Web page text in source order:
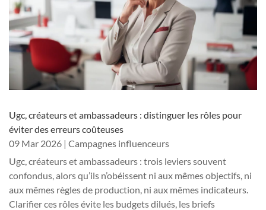
Ugc, créateurs et ambassadeurs : distinguer les rôles pour
éviter des erreurs coûteuses
09 Mar 2026 | Campagnes influenceurs
Ugc, créateurs et ambassadeurs : trois leviers souvent
confondus, alors qu’ils n’obéissent ni aux mêmes objectifs, ni
aux mêmes règles de production, ni aux mêmes indicateurs.
Clarifier ces rôles évite les budgets dilués, les briefs